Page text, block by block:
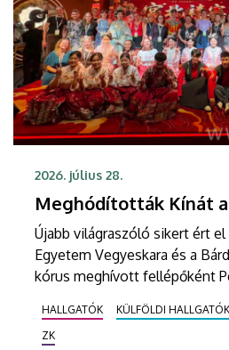
2026. július 28.
Meghódították Kínát
Újabb világraszóló sikert ért
Egyetem Vegyeskara és a
kórus meghívott fellépőként
ahol impozáns és modern,
helyszíneken hatalmas sikerű
HALLGATÓK KÜLFÖLDI HALLGATÓK
ZK